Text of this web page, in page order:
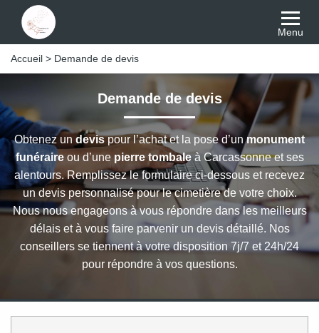
Menu
Accueil > Demande de devis
Demande de devis
Obtenez un devispour l’achat et la pose d’unmonument
funéraireou d’unepierre tombaleà Carcassonne et ses
alentours. Remplissez le formulaire ci-dessous et recevez
un devis personnalisé pour le cimetière de votre choix.
Nous nous engageons à vous répondre dans les meilleurs
délais et à vous faire parvenir un devis détaillé. Nos
conseillers se tiennent à votre disposition 7j/7 et 24h/24
pour répondre à vos questions.